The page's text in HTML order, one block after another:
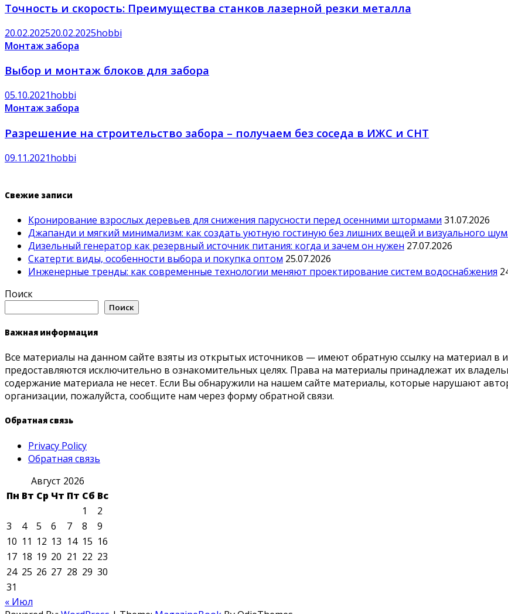
Точность и скорость: Преимущества станков лазерной резки металла
20.02.202520.02.2025hobbi
Монтаж забора
Выбор и монтаж блоков для забора
05.10.2021hobbi
Монтаж забора
Разрешение на строительство забора – получаем без соседа в ИЖС и СНТ
09.11.2021hobbi
Свежие записи
Кронирование взрослых деревьев для снижения парусности перед осенними штормами 31.07.2026
Джапанди и мягкий минимализм: как создать уютную гостиную без лишних вещей и визуального
Дизельный генератор как резервный источник питания: когда и зачем он нужен 27.07.2026
Скатерти: виды, особенности выбора и покупка оптом 25.07.2026
Инженерные тренды: как современные технологии меняют проектирование систем водоснабжения
Поиск
Поиск
Важная информация
Все материалы на данном сайте взяты из открытых источников — имеют обратную ссылку на материал в
предоставляются исключительно в ознакомительных целях. Права на материалы принадлежат их
содержание материала не несет. Если Вы обнаружили на нашем сайте материалы, которые нарушают
организации, пожалуйста, сообщите нам через форму обратной связи.
Обратная связь
Privacy Policy
Обратная связь
Август 2026
Пн Вт Ср Чт Пт Сб Вс
1
2
3
4 5 6 7 8
9
10 11 12 13 14 15 16
17 18 19 20 21 22 23
24 25 26 27 28 29 30
31
« Июл